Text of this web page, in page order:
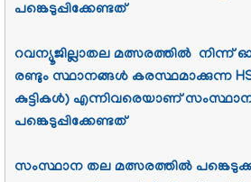
പങ്കെടുപ്പിക്കേണ്ടത്
റവന്യൂജില്ലാതല മത്സരത്തിൽ നിന്ന്
രണ്ടും സ്ഥാനങ്ങൾ കരസ്ഥമാക്കുന്ന
കുട്ടികൾ) എന്നിവരെയാണ്
പങ്കെടുപ്പിക്കേണ്ടത്
സംസ്ഥാന തല മത്സരത്തിൽ